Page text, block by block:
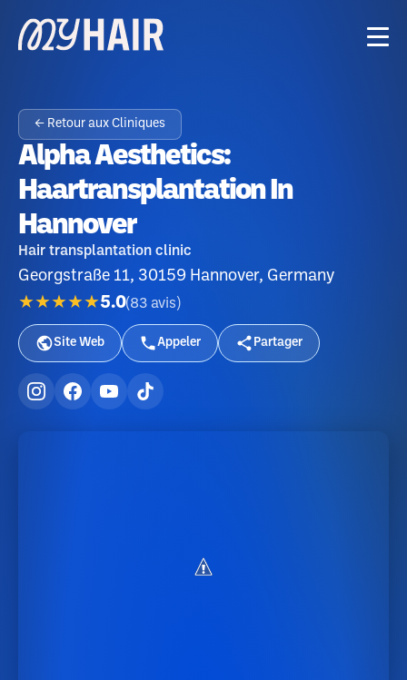
← Retour aux Cliniques
Alpha Aesthetics:
Haartransplantation In
Hannover
Hair transplantation clinic
Georgstraße 11, 30159 Hannover, Germany
★★★★★5.0(83 avis )
Site Web Appeler Partager